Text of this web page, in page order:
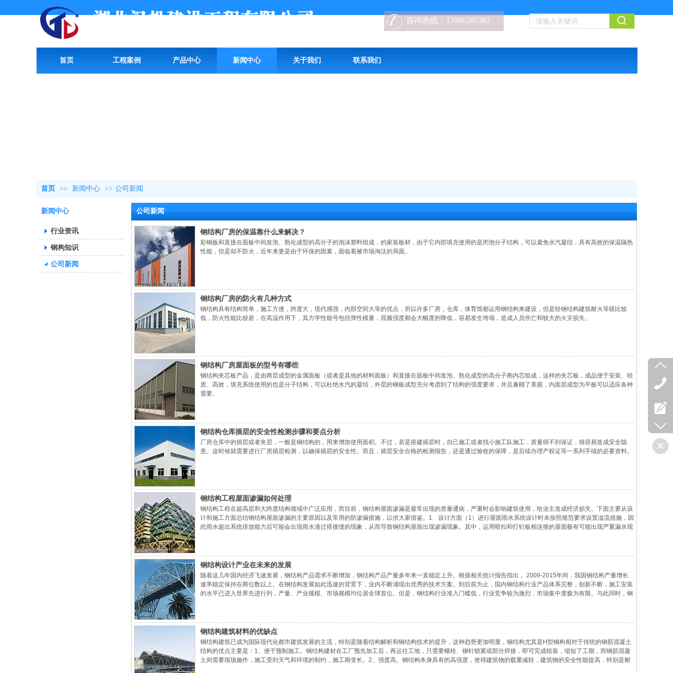
咨询热线： 13986287382
首页 工程案例 产品中心 新闻中心 关于我们 联系我们
首页 >> 新闻中心 >> 公司新闻
新闻中心
行业资讯
钢构知识
公司新闻
公司新闻
钢结构厂房的保温靠什么来解决？
彩钢板和直接在面板中间发泡、熟化成型的高分子的泡沫塑料组成，的家装板材，由于它内部填充使用的是闭泡分子结构，可以避免水汽凝结，具有高效的保温隔热
性能，但是却不防火，近年来更是由于环保的因素，面临着被市场淘汰的局面。
钢结构厂房的防火有几种方式
钢结构具有结构简单，施工方便，跨度大，现代感强，内部空间大等的优点，所以许多厂房，仓库，体育馆都运用钢结构来建设，但是轻钢结构建筑耐火等级比较
低，防火性能比较差，在高温作用下，其力学性能号包括弹性模量，屈服强度都会大幅度的降低，容易发生垮塌，造成人员伤亡和较大的火灾损失。
钢结构厂房屋面板的型号有哪些
钢结构夹芯板产品，是由两层成型的金属面板（或者是其他的材料面板）和直接在面板中间发泡、熟化成型的高分子阁内芯组成，这样的夹芯板，成品便于安装、轻
质、高效，填充系统使用的也是分子结构，可以杜绝水汽的凝结，外层的钢板成型充分考虑到了结构的强度要求，并且兼顾了美观，内面层成型为平板可以适应各种
需要。
钢结构仓库插层的安全性检测步骤和要点分析
厂房仓库中的插层或者夹层，一般是钢结构的，用来增加使用面积。不过，若是搭建插层时，自己施工或者找小施工队施工，质量得不到保证，很容易造成安全隐
患。这时候就需要进行厂房插层检测，以确保插层的安全性。而且，插层安全合格的检测报告，还是通过验收的保障，是后续办理产权证等一系列手续的必要资料。
钢结构工程屋面渗漏如何处理
钢结构工程在超高层和大跨度结构领域中广泛应用，而目前，钢结构屋面渗漏是最常出现的质量通病，严重时会影响建筑使用，给业主造成经济损失。下面主要从设
计和施工方面总结钢结构屋面渗漏的主要原因以及常用的防渗漏措施，以供大家借鉴。1、设计方面（1）进行屋面雨水系统设计时未按照规范要求设置溢流措施，因
此雨水超出系统排放能力后可能会出现雨水漫过搭接缝的现象，从而导致钢结构屋面出现渗漏现象。其中，运用暗扣和打钉板相连接的屋面极有可能出现严重漏水现
钢结构设计产业在未来的发展
随着这几年国内经济飞速发展，钢结构产品需求不断增加，钢结构产品产量多年来一直稳定上升。根据相关统计报告指出， 2009-2015年间，我国钢结构产量增长
速率稳定保持在两位数以上。在钢结构发展如此迅速的背景下，业内不断涌现出优秀的技术方案。到目前为止，国内钢结构行业产品体系完整，创新不断，施工安装
的水平已进入世界先进行列，产量、产业规模、市场规模均位居全球首位。但是，钢结构行业准入门槛低，行业竞争较为激烈，市场集中度极为有限。与此同时，钢
钢结构建筑材料的优缺点
钢结构建筑已成为国际现代化都市建筑发展的主流，特别是随着结构解析和钢结构技术的提升，这种趋势更加明显，钢结构尤其是H型钢构相对于传统的钢筋混凝土
结构的优点主要是：1、便于预制施工。钢结构建材在工厂预先加工后，再运往工地，只需要螺栓、铆钉锁紧或部分焊接，即可完成组装，缩短了工期，而钢筋混凝
土则需要现场施作，施工受到天气和环境的制约，施工期变长。2、强度高。钢结构本身具有的高强度，使得建筑物的载重减轻，建筑物的安全性能提高，特别是耐